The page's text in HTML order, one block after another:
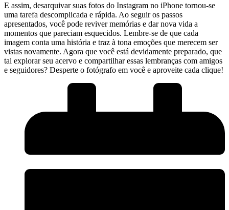
E assim, ‌desarquivar suas ⁤fotos do Instagram no iPhone tornou-se
uma tarefa descomplicada e rápida. Ao seguir os passos
apresentados,‌ você pode reviver memórias‍ e dar nova vida a
momentos que pareciam esquecidos. Lembre-se⁣ de que cada
imagem conta uma ⁤história e traz à tona ⁣emoções que merecem ser
vistas novamente.⁣ Agora que você está devidamente preparado, que
tal explorar seu acervo e compartilhar essas lembranças com ‍amigos
e seguidores?​ Desperte o fotógrafo em você e aproveite cada clique!